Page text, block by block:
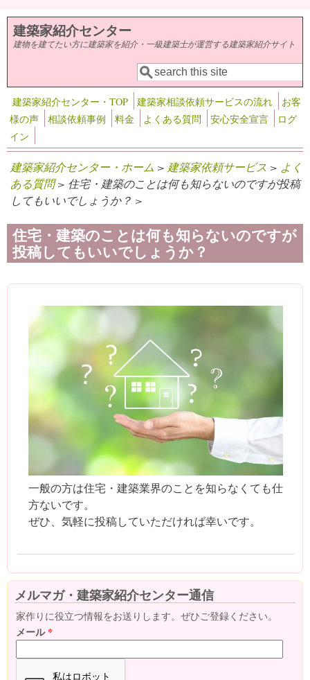
メインコンテンツに移動
建築家紹介センター
建物を建てたい方に建築家を紹介・一級建築士が運営する建築家紹介サイト
検索フォーム
検索
建築家紹介センター・TOP 建築家相談依頼サービスの流れ
お客
様の声
相談依頼事例 料金 よくある質問 安心安全宣言
ログ
イン
建築家紹介センター・ホーム > 建築家依頼サービス > よく
ある質問> 住宅・建築のことは何も知らないのですが投稿
してもいいでしょうか？ >
住宅・建築のことは何も知らないのですが
投稿してもいいでしょうか？
一般の方は住宅・建築業界のことを知らなくても仕
方ないです。
ぜひ、気軽に投稿していただければ幸いです。
メルマガ・建築家紹介センター通信
家作りに役立つ情報をお送りします。ぜひご登録ください。
メール*